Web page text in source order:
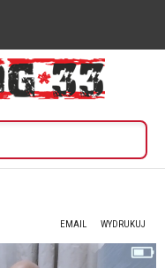
WYDRUKUJ
EMAIL